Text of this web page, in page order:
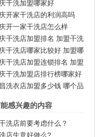
干洗加盟哪家好
开家干洗店的利润高吗
开一家干洗店怎么样
干洗店加盟排名 加盟干洗
般费用
干洗店哪家比较好 加盟哪
干洗店加盟连锁排名 加盟
吗
干洗加盟店排行榜哪家好
洗衣店加盟多少钱 哪个品
感兴趣的内容
洗店前要考虑什么？
店生意好做么?